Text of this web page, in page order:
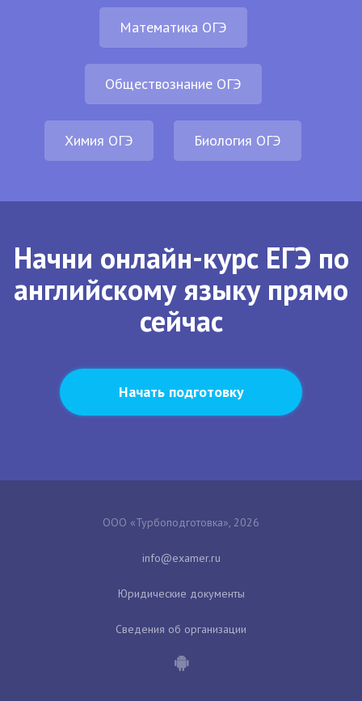
Математика ОГЭ
Обществознание ОГЭ
Химия ОГЭ Биология ОГЭ
Начни онлайн-курс ЕГЭ по
английскому языку прямо
сейчас
Начать подготовку
ООО «Турбоподготовка», 2026
Юридические документы
Сведения об организации